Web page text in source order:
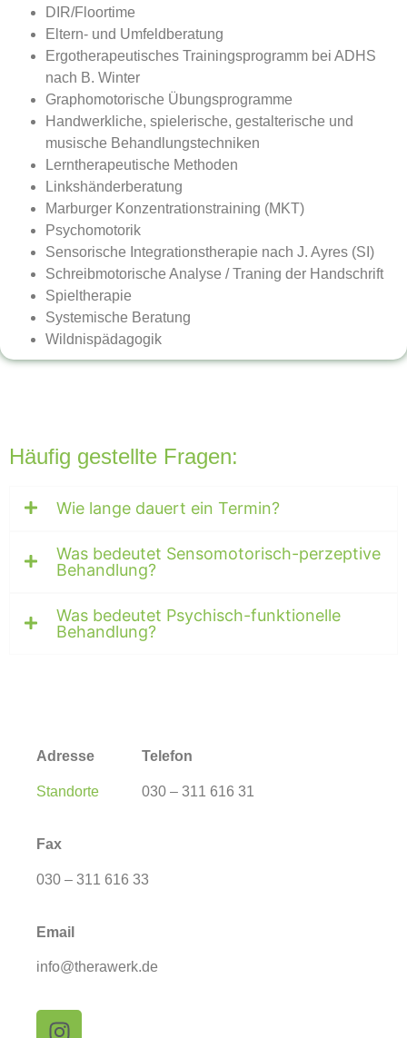
DIR/Floortime
Eltern- und Umfeldberatung
Ergotherapeutisches Trainingsprogramm bei ADHS
nach B. Winter
Graphomotorische Übungsprogramme
Handwerkliche, spielerische, gestalterische und
musische Behandlungstechniken
Lerntherapeutische Methoden
Linkshänderberatung
Marburger Konzentrationstraining (MKT)
Psychomotorik
Sensorische Integrationstherapie nach J. Ayres (SI)
Schreibmotorische Analyse / Traning der Handschrift
Spieltherapie
Systemische Beratung
Wildnispädagogik
Häufig gestellte Fragen:
Wie lange dauert ein Termin?
Was bedeutet Sensomotorisch-perzeptive
Behandlung?
Was bedeutet Psychisch-funktionelle
Behandlung?
Adresse
Standorte
Telefon
030 – 311 616 31
Fax
030 – 311 616 33
Email
info@therawerk.de